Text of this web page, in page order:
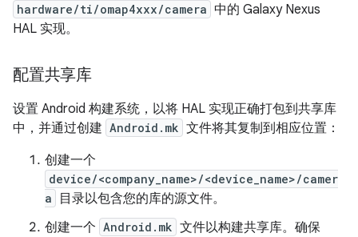
hardware/ti/omap4xxx/camera 中的 Galaxy Nexus
HAL 实现。
配置共享库
设置 Android 构建系统，以将 HAL 实现正确打包到共享库
中，并通过创建 Android.mk 文件将其复制到相应位置：
创建一个
device/<company_name>/<device_name>/camer
a
目录以包含您的库的源文件。
创建一个 Android.mk 文件以构建共享库。确保